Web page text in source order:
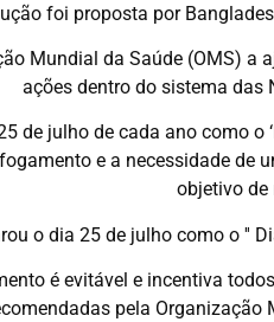
foi proposta por
Mundial da Saúde (OMS) a
ações dentro do sistema das
de julho de cada ano como
e a necessidade de
objetivo de
o dia 25 de julho como o
é evitável e incentiva
pela